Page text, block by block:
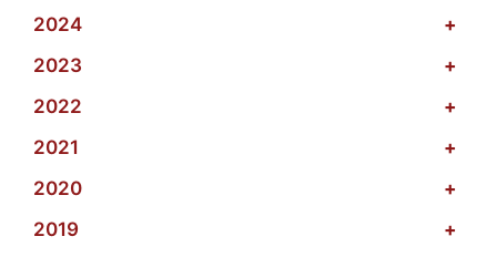
2024
+
2023
+
2022
+
2021
+
2020
+
2019
+